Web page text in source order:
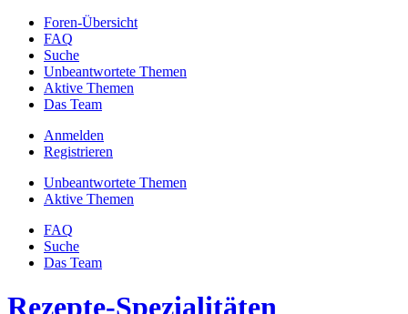
Foren-Übersicht
FAQ
Suche
Unbeantwortete Themen
Aktive Themen
Das Team
Anmelden
Registrieren
Unbeantwortete Themen
Aktive Themen
FAQ
Suche
Das Team
Rezepte-Spezialitäten